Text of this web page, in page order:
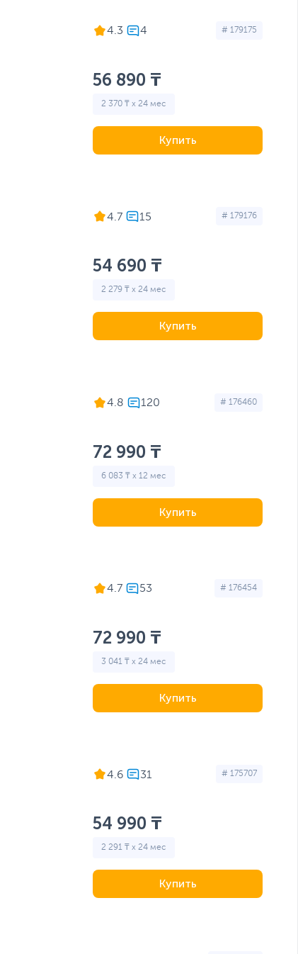
4.3 # 179175
56 890 ₸
2 370 ₸ x 24 мес
Купить
4.7 # 179176
54 690 ₸
2 279 ₸ x 24 мес
Купить
4.8 # 176460
72 990 ₸
6 083 ₸ x 12 мес
Купить
4.7 # 176454
72 990 ₸
3 041 ₸ x 24 мес
Купить
4.6 # 175707
54 990 ₸
2 291 ₸ x 24 мес
Купить